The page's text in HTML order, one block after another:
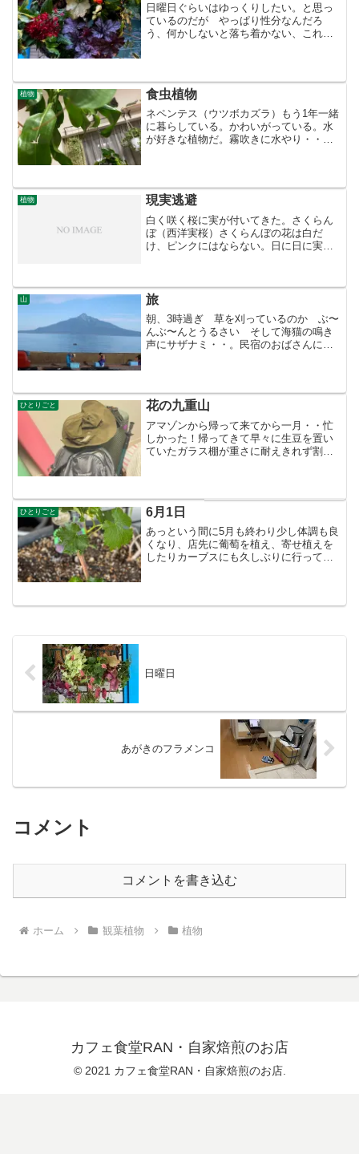
日曜日ぐらいはゆっくりしたい。と思っ
ているのだが やっぱり性分なんだろ
う、何かしないと落ち着かない、これが
人だけの教室だった。お...
植物 食虫植物
ネペンテス（ウツボカズラ）もう1年一緒
に暮らしている。かわいがっている。水
が好きな植物だ。霧吹きに水やり・・液
（ウツボカズラ）肝心の...
植物 現実逃避
白く咲く桜に実が付いてきた。さくらん
ぼ（西洋実桜）さくらんぼの花は白だ
け、ピンクにはならない。日に日に実に
隣の欅の木に穴が開いてい...
山 旅
朝、3時過ぎ 草を刈っているのか ぶ〜
んぶ〜んとうるさい そして海猫の鳴き
声にサザナミ・・。民宿のおばさんに聞
月・・。遊ぶ時は痛くないの...
ひとりごと 花の九重山
アマゾンから帰って来てから一月・・忙
しかった！帰ってきて早々に生豆を置い
ていたガラス棚が重さに耐えきれず割れ
それにあったスィーツ・・...
ひとりごと 6月1日
あっという間に5月も終わり少し体調も良
くなり、店先に葡萄を植え、寄せ植えを
したりカーブスにも久しぶりに行って来
る。まぁ、客を動物にたと...
日曜日
あがきのフラメンコ
コメント
コメントを書き込む
ホーム 観葉植物 植物
カフェ食堂RAN・自家焙煎のお店
© 2021 カフェ食堂RAN・自家焙煎のお店.